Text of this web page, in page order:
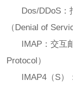
Dos/DDoS：
（Denial of
IMAP：交互邮
Protocol）
IMAP4（S）